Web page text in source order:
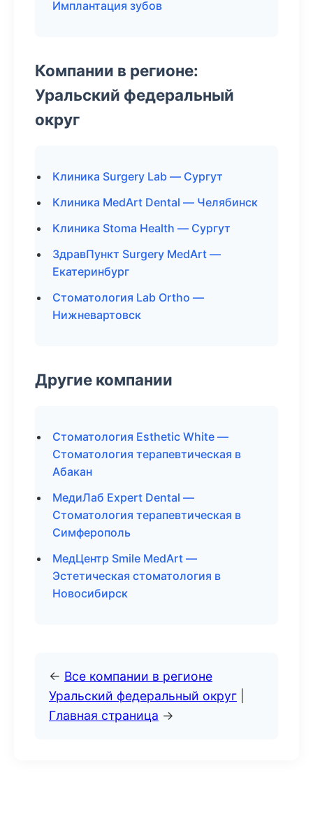
Имплантация зубов
Компании в регионе:
Уральский федеральный
округ
Клиника Surgery Lab — Сургут
Клиника MedArt Dental — Челябинск
Клиника Stoma Health — Сургут
ЗдравПункт Surgery MedArt —
Екатеринбург
Стоматология Lab Ortho —
Нижневартовск
Другие компании
Стоматология Esthetic White —
Стоматология терапевтическая в
Абакан
МедиЛаб Expert Dental —
Стоматология терапевтическая в
Симферополь
МедЦентр Smile MedArt —
Эстетическая стоматология в
Новосибирск
← Все компании в регионе
Уральский федеральный округ
Главная страница →